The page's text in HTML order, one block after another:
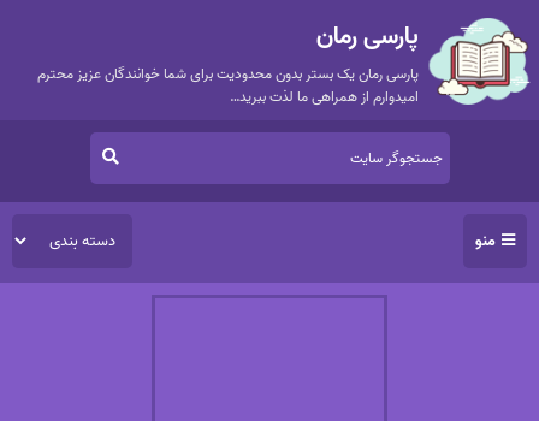
پارسی رمان
پارسی رمان یک بستر بدون محدودیت برای شما خوانندگان عزیز محترم
امیدوارم از همراهی ما لذت ببرید…
منو